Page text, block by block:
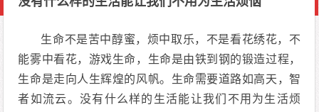
生命不是苦中醇蜜，烦中取乐，不是看花绣花，不
能雾中看花，游戏生命，生命是由铁到钢的锻造过程，
生命是走向人生辉煌的风帆。生命需要道路如高天，智
者如流云。没有什么样的生活能让我们不用为生活烦